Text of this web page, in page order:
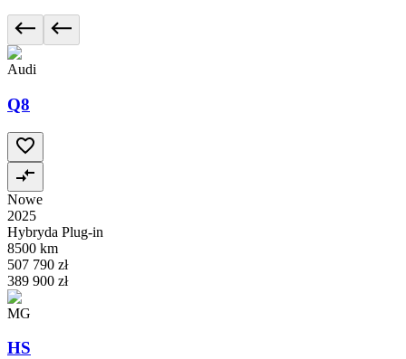
Audi
Q8
Nowe
2025
Hybryda Plug-in
8500 km
507 790 zł
389 900 zł
MG
HS